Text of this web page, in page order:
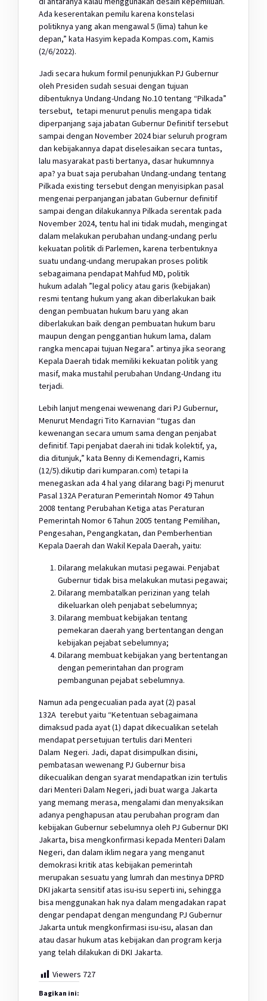
Ada keserentakan pemilu karena konstelasi
politiknya yang akan mengawal 5 (lima) tahun ke
depan,” kata Hasyim kepada Kompas.com, Kamis
(2/6/2022).
Jadi secara hukum formil penunjukkan PJ Gubernur
oleh Presiden sudah sesuai dengan tujuan
dibentuknya Undang-Undang No.10 tentang “Pilkada”
tersebut, tetapi menurut penulis mengapa tidak
diperpanjang saja jabatan Gubernur Definitif tersebut
sampai dengan November 2024 biar seluruh program
dan kebijakannya dapat diselesaikan secara tuntas,
lalu masyarakat pasti bertanya, dasar hukumnnya
apa? ya buat saja perubahan Undang-undang tentang
Pilkada existing tersebut dengan menyisipkan pasal
mengenai perpanjangan jabatan Gubernur definitif
sampai dengan dilakukannya Pilkada serentak pada
November 2024, tentu hal ini tidak mudah, mengingat
dalam melakukan perubahan undang-undang perlu
kekuatan politik di Parlemen, karena terbentuknya
suatu undang-undang merupakan proses politik
sebagaimana pendapat Mahfud MD, politik
hukum adalah ”legal policy atau garis (kebijakan)
resmi tentang hukum yang akan diberlakukan baik
dengan pembuatan hukum baru yang akan
diberlakukan baik dengan pembuatan hukum baru
maupun dengan penggantian hukum lama, dalam
rangka mencapai tujuan Negara”. artinya jika seorang
Kepala Daerah tidak memiliki kekuatan politik yang
masif, maka mustahil perubahan Undang-Undang itu
terjadi.
Lebih lanjut mengenai wewenang dari PJ Gubernur,
Menurut Mendagri Tito Karnavian “tugas dan
kewenangan secara umum sama dengan penjabat
definitif. Tapi penjabat daerah ini tidak kolektif, ya,
dia ditunjuk,” kata Benny di Kemendagri, Kamis
(12/5).dikutip dari kumparan.com) tetapi Ia
menegaskan ada 4 hal yang dilarang bagi Pj menurut
Pasal 132A Peraturan Pemerintah Nomor 49 Tahun
2008 tentang Perubahan Ketiga atas Peraturan
Pemerintah Nomor 6 Tahun 2005 tentang Pemilihan,
Pengesahan, Pengangkatan, dan Pemberhentian
Kepala Daerah dan Wakil Kepala Daerah, yaitu:
Dilarang melakukan mutasi pegawai. Penjabat
Gubernur tidak bisa melakukan mutasi pegawai;
Dilarang membatalkan perizinan yang telah
dikeluarkan oleh penjabat sebelumnya;
Dilarang membuat kebijakan tentang
pemekaran daerah yang bertentangan dengan
kebijakan pejabat sebelumnya;
Dilarang membuat kebijakan yang bertentangan
dengan pemerintahan dan program
pembangunan pejabat sebelumnya.
Namun ada pengecualian pada ayat (2) pasal
132A terebut yaitu “Ketentuan sebagaimana
dimaksud pada ayat (1) dapat dikecualikan setelah
mendapat persetujuan tertulis dari Menteri
Dalam Negeri. Jadi, dapat disimpulkan disini,
pembatasan wewenang PJ Gubernur bisa
dikecualikan dengan syarat mendapatkan izin tertulis
dari Menteri Dalam Negeri, jadi buat warga Jakarta
yang memang merasa, mengalami dan menyaksikan
adanya penghapusan atau perubahan program dan
kebijakan Gubernur sebelumnya oleh PJ Gubernur DKI
Jakarta, bisa mengkonfirmasi kepada Menteri Dalam
Negeri, dan dalam iklim negara yang menganut
demokrasi kritik atas kebijakan pemerintah
merupakan sesuatu yang lumrah dan mestinya DPRD
DKI jakarta sensitif atas isu-isu seperti ini, sehingga
bisa menggunakan hak nya dalam mengadakan rapat
dengar pendapat dengan mengundang PJ Gubernur
Jakarta untuk mengkonfirmasi isu-isu, alasan dan
atau dasar hukum atas kebijakan dan program kerja
yang telah dilakukan di DKI Jakarta.
Viewers 727
Bagikan ini: